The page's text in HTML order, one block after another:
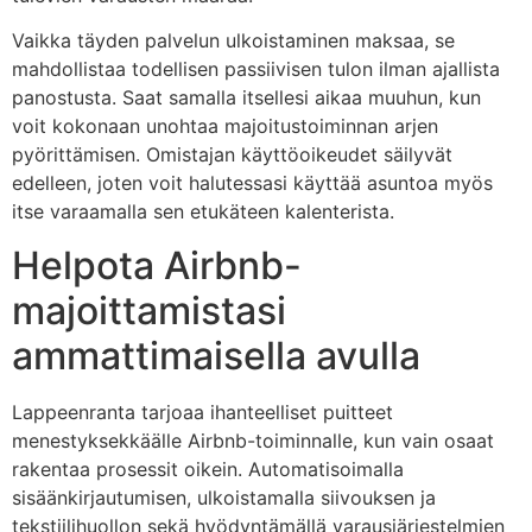
Vaikka täyden palvelun ulkoistaminen maksaa, se
mahdollistaa todellisen passiivisen tulon ilman ajallista
panostusta. Saat samalla itsellesi aikaa muuhun, kun
voit kokonaan unohtaa majoitustoiminnan arjen
pyörittämisen. Omistajan käyttöoikeudet säilyvät
edelleen, joten voit halutessasi käyttää asuntoa myös
itse varaamalla sen etukäteen kalenterista.
Helpota Airbnb-
majoittamistasi
ammattimaisella avulla
Lappeenranta tarjoaa ihanteelliset puitteet
menestyksekkäälle Airbnb-toiminnalle, kun vain osaat
rakentaa prosessit oikein. Automatisoimalla
sisäänkirjautumisen, ulkoistamalla siivouksen ja
tekstiilihuollon sekä hyödyntämällä varausjärjestelmien